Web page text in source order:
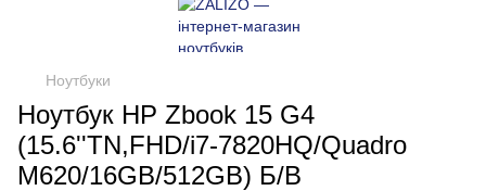
Ноутбуки
Ноутбук HP Zbook 15 G4
(15.6''TN,FHD/i7-7820HQ/Quadro
M620/16GB/512GB) Б/В